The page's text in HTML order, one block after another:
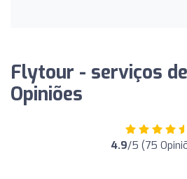
Flytour - serviços
Opiniões
4.9/5 (75